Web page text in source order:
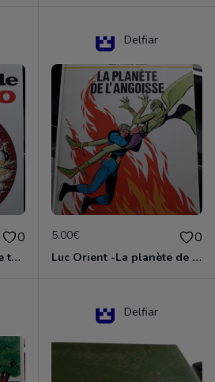
0
Luc Orient -Le maître de terango
Delfiar
5.00€ 0
Luc Orient -La planète de l'angoisse
Delfiar